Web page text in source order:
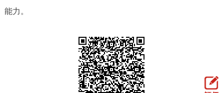
能力。